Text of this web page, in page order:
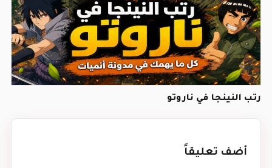
رتب النينجا في ناروتو
أضف تعليقاً